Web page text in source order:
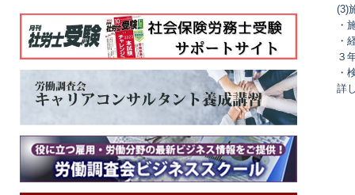
(3)
・
・
３
・
詳